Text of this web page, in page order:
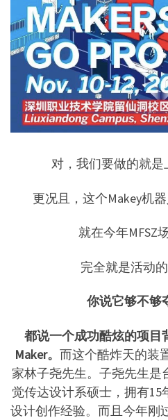
对，我们要做的就是
更况且，这个Makey机
就在今年MFSZ
完全就是活动
你说它够不够
都说一个成功酷炫的项目
Maker。 而这个酷炸天的装
家林子尧先生。子尧先生
觉传达设计系硕士，拥有
设计创作经验。而且今年刚